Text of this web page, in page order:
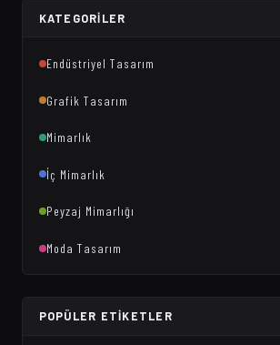
KATEGORILER
Endüstriyel Tasarım
Grafik Tasarım
Mimarlık
İç Mimarlık
Peyzaj Mimarlığı
Moda Tasarım
POPÜLER ETIKETLER